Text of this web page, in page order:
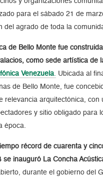
para el sábado 21 de
del agrado de toda la
de Bello Monte fue
como sede artística de
Venezuela. Ubicada al
de Bello Monte, fue
relevancia arquitectónica, con
y sitio obligado para
época.
récord de cuarenta y
se inauguró La Concha
durante el gobierno del